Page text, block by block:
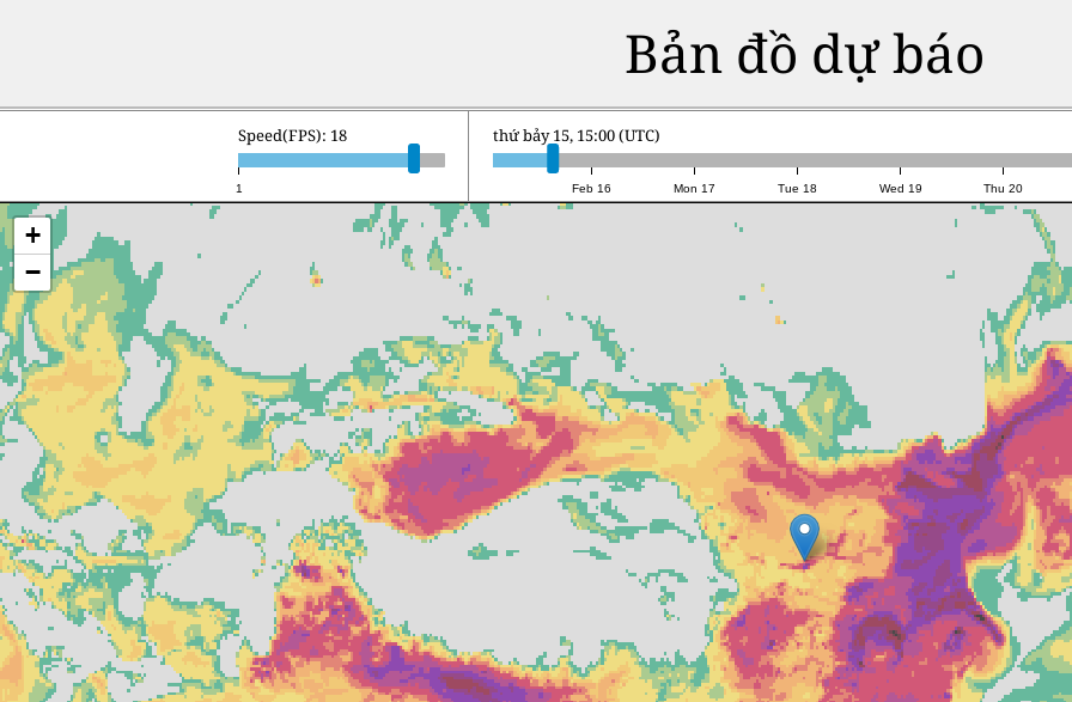
Bản đồ dự báo
1
Speed(FPS): 18
Feb 16 Mon 17 Tue 18 Wed 19 Thu 20
thứ bảy 15, 15:00 (UTC)
+
−